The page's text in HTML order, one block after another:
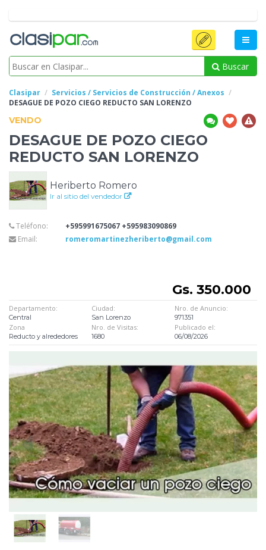
Buscar
Clasipar
Servicios / Servicios de Construcción / Anexos
DESAGUE DE POZO CIEGO REDUCTO SAN LORENZO
VENDO
DESAGUE DE POZO CIEGO
REDUCTO SAN LORENZO
Heriberto Romero
Ir al sitio del vendedor
Teléfono:
+595991675067 +595983090869
Email:
romeromartinezheriberto@gmail.com
Gs. 350.000
Departamento:
Central
Ciudad:
San Lorenzo
Nro. de Anuncio:
971351
Zona
Reducto y alrededores
Nro. de Visitas:
1680
Publicado el:
06/08/2026